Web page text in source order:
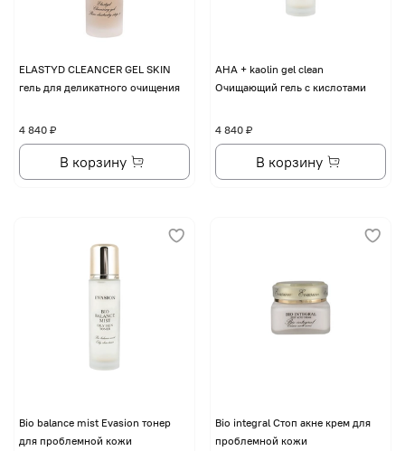
ELASTYD CLEANCER GEL SKIN
гель для деликатного очищения
4 840 ₽
В корзину
AHA + kaolin gel clean
Очищающий гель с кислотами
4 840 ₽
В корзину
Bio balance mist Evasion тонер
для проблемной кожи
Bio integral Стоп акне крем для
проблемной кожи